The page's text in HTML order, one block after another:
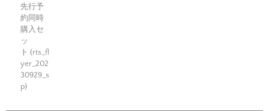
先行予
約同時
購入セ
ッ
ト (rts_fl
yer_202
30929_s
p)